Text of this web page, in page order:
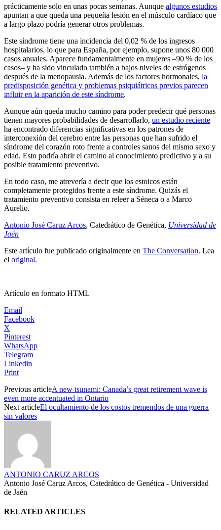
prácticamente solo en unas pocas semanas. Aunque algunos estudios
apuntan a que queda una pequeña lesión en el músculo cardíaco que
a largo plazo podría generar otros problemas.
Este síndrome tiene una incidencia del 0,02 % de los ingresos
hospitalarios, lo que para España, por ejemplo, supone unos 80 000
casos anuales. Aparece fundamentalmente en mujeres –90 % de los
casos– y ha sido vinculado también a bajos niveles de estrógenos
después de la menopausia. Además de los factores hormonales, la
predisposición genética y problemas psiquiátricos previos parecen
influir en la aparición de este síndrome.
Aunque aún queda mucho camino para poder predecir qué personas
tienen mayores probabilidades de desarrollarlo, un estudio reciente
ha encontrado diferencias significativas en los patrones de
interconexión del cerebro entre las personas que han sufrido el
síndrome del corazón roto frente a controles sanos del mismo sexo y
edad. Esto podría abrir el camino al conocimiento predictivo y a su
posible tratamiento preventivo.
En todo caso, me atrevería a decir que los estoicos están
completamente protegidos frente a este síndrome. Quizás el
tratamiento preventivo consista en releer a Séneca o a Marco
Aurelio.
Antonio José Caruz Arcos, Catedrático de Genética, Universidad de
Jaén
Este artículo fue publicado originalmente en The Conversation. Lea
el original.
Artículo en formato HTML
Email
Facebook
X
Pinterest
WhatsApp
Telegram
Linkedin
Print
Previous articleA new tsunami: Canada’s great retirement wave is
even more accentuated in Ontario
Next articleEl ocultamiento de los costos tremendos de una guerra
sin valores
ANTONIO CARUZ ARCOS
Antonio José Caruz Arcos, Catedrático de Genética - Universidad
de Jaén
RELATED ARTICLES